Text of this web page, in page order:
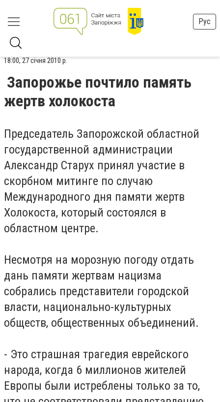
Рус
18:00, 27 січня 2010 р.
Запорожье почтило память
жертв холокоста
Председатель Запорожской областной
государственной администрации
Александр Старух принял участие в
скорбном митинге по случаю
Международного дня памяти жертв
Холокоста, который состоялся в
областном центре.
Несмотря на морозную погоду отдать
дань памяти жертвам нацизма
собрались представители городской
власти, национально-культурных
обществ, общественных объединений.
- Это страшная трагедия еврейского
народа, когда 6 миллионов жителей
Европы были истреблены только за то,